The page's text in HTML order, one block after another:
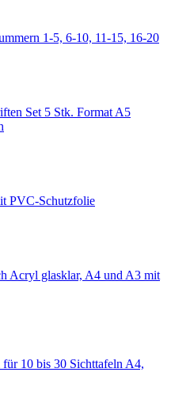
1-5, 6-10, 11-15, 16-20
Set 5 Stk. Format A5
PVC-Schutzfolie
Acryl glasklar, A4 und A3 mit
für 10 bis 30 Sichttafeln A4,